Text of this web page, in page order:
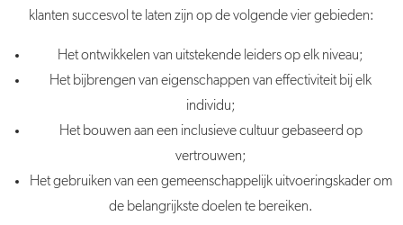
klanten succesvol te laten zijn op de volgende vier gebieden:
Het ontwikkelen van uitstekende leiders op elk niveau;
Het bijbrengen van eigenschappen van effectiviteit bij elk
individu;
Het bouwen aan een inclusieve cultuur gebaseerd op
vertrouwen;
Het gebruiken van een gemeenschappelijk uitvoeringskader om
de belangrijkste doelen te bereiken.